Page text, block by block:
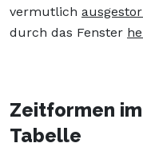
vermutlich
durch das Fenster
Zeitformen
Tabelle